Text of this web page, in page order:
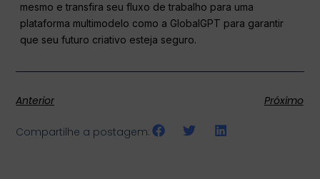
mesmo e transfira seu fluxo de trabalho para uma
plataforma multimodelo como a GlobalGPT para garantir
que seu futuro criativo esteja seguro.
Anterior Próximo
Compartilhe a postagem: